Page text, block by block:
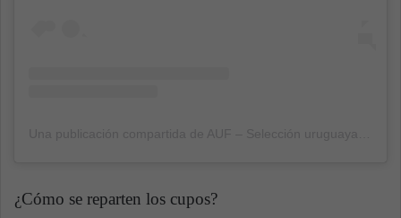
¿Cómo se reparten los cupos?